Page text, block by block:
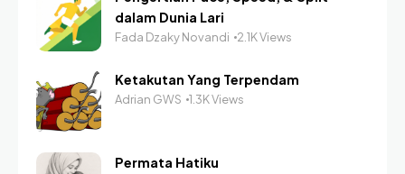
dalam Dunia Lari
Fada Dzaky Novandi 2.1K Views
Ketakutan Yang Terpendam
Adrian GWS 1.3K Views
Permata Hatiku